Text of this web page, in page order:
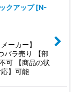
クアップ [N-
メーカー】
バラ売り 【部
【商品の状
】可能